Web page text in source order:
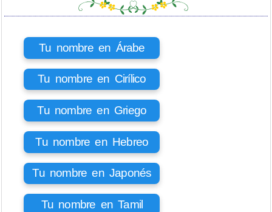
Tu nombre en Árabe
Tu nombre en Cirílico
Tu nombre en Griego
Tu nombre en Hebreo
Tu nombre en Japonés
Tu nombre en Tamil